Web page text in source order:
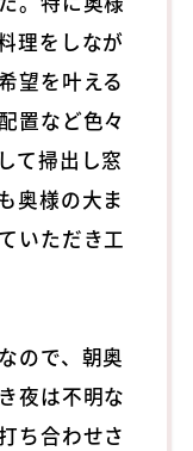
理をしなが
望を叶える
置など色々
て掃出し窓
奥様の大ま
いただき工
ので、朝奥
夜は不明な
ち合わせさ